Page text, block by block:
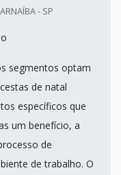
- SP
segmentos optam
de natal
específicos que
um benefício, a
de
de trabalho. O